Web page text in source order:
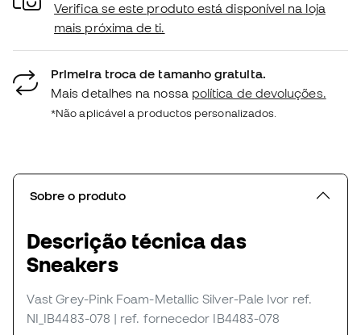
Verifica se este produto está disponível na loja
mais próxima de ti.
Primeira troca de tamanho gratuita.
Mais detalhes na nossa política de devoluções.
*Não aplicável a productos personalizados.
Sobre o produto
Descrição técnica das
Sneakers
Vast Grey-Pink Foam-Metallic Silver-Pale Ivor ref.
NI_IB4483-078 | ref. fornecedor IB4483-078